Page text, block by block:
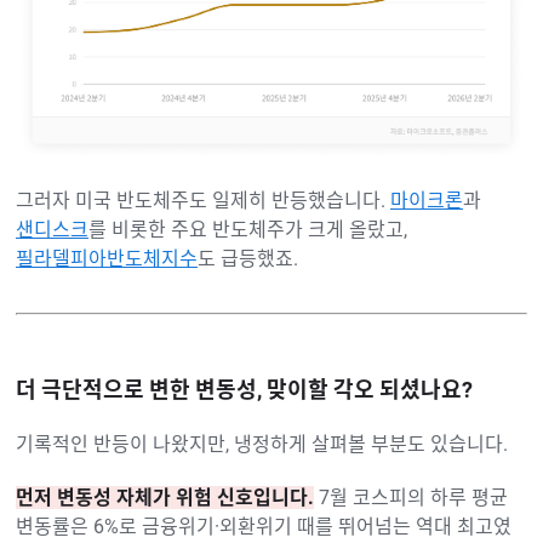
그러자 미국 반도체주도 일제히 반등했습니다. 마이크론과
샌디스크를 비롯한 주요 반도체주가 크게 올랐고,
필라델피아반도체지수도 급등했죠.
더 극단적으로 변한 변동성, 맞이할 각오 되셨나요?
기록적인 반등이 나왔지만, 냉정하게 살펴볼 부분도 있습니다.
먼저 변동성 자체가 위험 신호입니다. 7월 코스피의 하루 평균
변동률은 6%로 금융위기·외환위기 때를 뛰어넘는 역대 최고였